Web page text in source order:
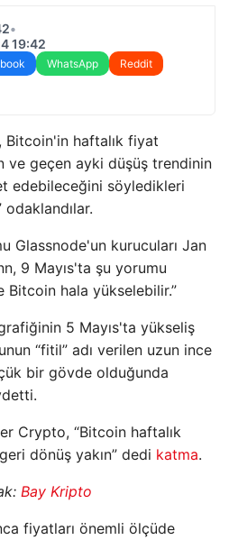
•
19:42
WhatsApp
Reddit
Bitcoin'in haftalık fiyat
ve geçen ayki düşüş trendinin
edebileceğini söyledikleri
Glassnode'un kurucuları Jan
9 Mayıs'ta şu yorumu
Bitcoin hala yükselebilir.”
5 Mayıs'ta yükseliş
“fitil” adı verilen uzun ince
bir gövde olduğunda
Crypto, “Bitcoin haftalık
dönüş yakın” dedi katma.
Bay Kripto
fiyatları önemli ölçüde